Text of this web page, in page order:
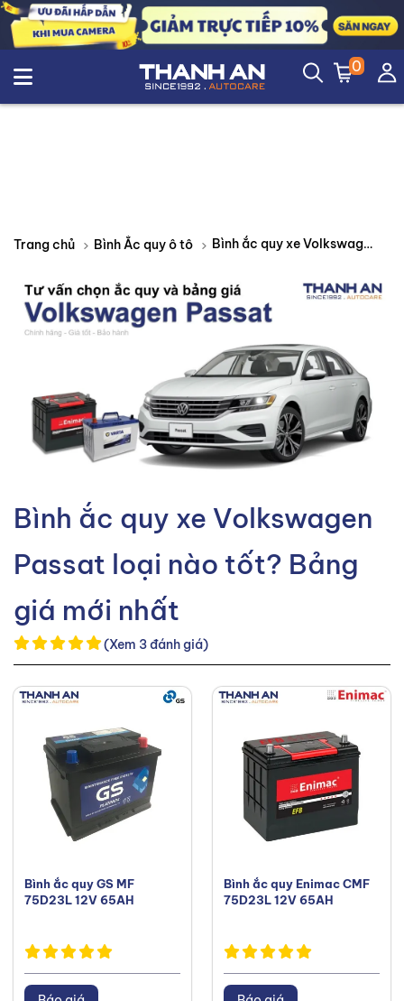
0
Trang chủ Bình Ắc quy ô tô Bình ắc quy xe Volkswagen Passat loại nào tốt? Bảng giá mới nhất
Bình ắc quy xe Volkswagen
Passat loại nào tốt? Bảng
giá mới nhất
(Xem 3 đánh giá)
Bình ắc quy GS MF
75D23L 12V 65AH
Bình ắc quy Enimac CMF
75D23L 12V 65AH